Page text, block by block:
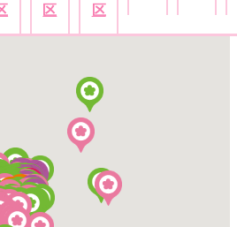
区
区